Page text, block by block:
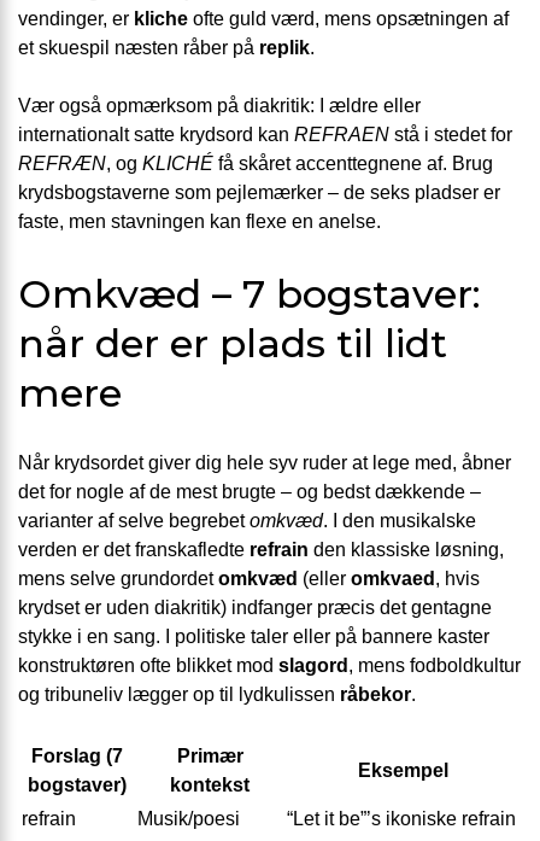
vendinger, er kliche ofte guld værd, mens opsætningen af
et skuespil næsten råber på replik.
Vær også opmærksom på diakritik: I ældre eller
internationalt satte krydsord kan REFRAEN stå i stedet for
REFRÆN, og KLICHÉ få skåret accenttegnene af. Brug
krydsbogstaverne som pejlemærker – de seks pladser er
faste, men stavningen kan flexe en anelse.
Omkvæd – 7 bogstaver:
når der er plads til lidt
mere
Når krydsordet giver dig hele syv ruder at lege med, åbner
det for nogle af de mest brugte – og bedst dækkende –
varianter af selve begrebetomkvæd. I den musikalske
verden er det franskafledte refrain den klassiske løs­ning,
mens selve grundordetomkvæd (eller omkvaed , hvis
krydset er uden diakritik) indfanger præcis det gentagne
stykke i en sang. I politiske taler eller på bannere kaster
konstruktøren ofte blikket mod slagord , mens fodbold­kultur
og tribuneliv lægger op til lydkulissen råbekor.
Forslag (7
bogstaver)
Primær
kontekst
Eksempel
refrain Musik/poesi “Let it be”’s ikoniske refrain